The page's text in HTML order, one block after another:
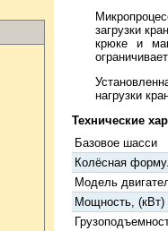
загрузки
крюке и
нагрузки
Технические
Базовое шасси
Колёсная
Модель
Мощность, (кВт)